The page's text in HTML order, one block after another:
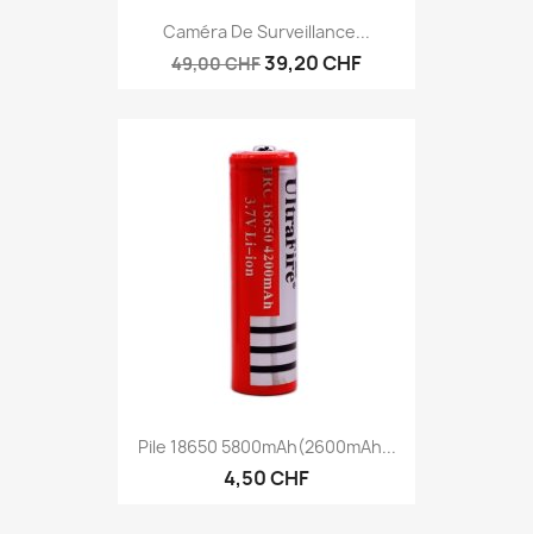
Caméra De Surveillance...
49,00 CHF39,20 CHF
Pile 18650 5800mAh(2600mAh...
4,50 CHF